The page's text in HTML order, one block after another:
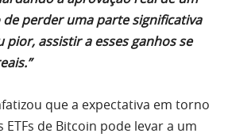
de perder uma parte significativa
pior, assistir a esses ganhos se
que a expectativa em torno
de Bitcoin pode levar a um